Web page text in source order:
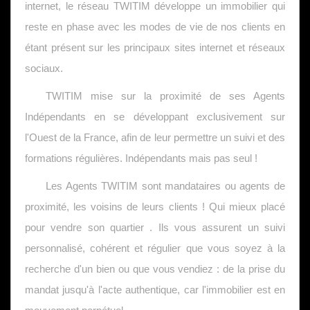
internet, le réseau TWITIM développe un immobilier qui
reste en phase avec les modes de vie de nos clients en
étant présent sur les principaux sites internet et réseaux
sociaux.
TWITIM mise sur la proximité de ses Agents
Indépendants en se développant exclusivement sur
l'Ouest de la France, afin de leur permettre un suivi et des
formations régulières. Indépendants mais pas seul !
Les Agents TWITIM sont mandataires ou agents de
proximité, les voisins de leurs clients ! Qui mieux placé
pour vendre son quartier . Ils vous assurent un suivi
personnalisé, cohérent et régulier que vous soyez à la
recherche d'un bien ou que vous vendiez : de la prise du
mandat jusqu'à l'acte authentique, car l'immobilier est en